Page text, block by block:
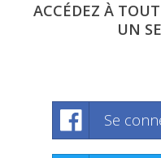
ACCÉDEZ À
UN
Se